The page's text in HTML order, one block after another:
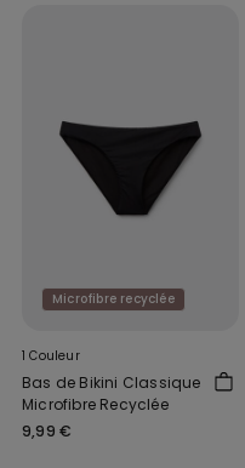
Microfibre recyclée
1 Couleur
Bas de Bikini Classique
Microfibre Recyclée
9,99 €